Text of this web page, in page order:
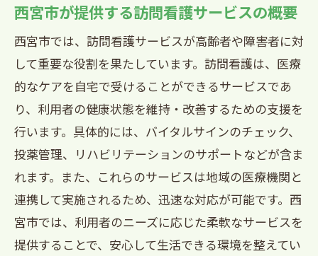
西宮市が提供する訪問看護サービスの概要
西宮市では、訪問看護サービスが高齢者や障害者に対
して重要な役割を果たしています。訪問看護は、医療
的なケアを自宅で受けることができるサービスであ
り、利用者の健康状態を維持・改善するための支援を
行います。具体的には、バイタルサインのチェック、
投薬管理、リハビリテーションのサポートなどが含ま
れます。また、これらのサービスは地域の医療機関と
連携して実施されるため、迅速な対応が可能です。西
宮市では、利用者のニーズに応じた柔軟なサービスを
提供することで、安心して生活できる環境を整えてい